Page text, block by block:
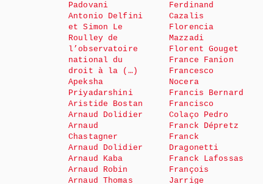
Padovani
Antonio Delfini
et Simon Le
Roulley de
l’observatoire
national du
droit à la (…)
Apeksha
Priyadarshini
Aristide Bostan
Arnaud Dolidier
Arnaud
Chastagner
Arnaud Dolidier
Arnaud Kaba
Arnaud Robin
Arnaud Thomas
Ferdinand
Cazalis
Florencia
Mazzadi
Florent Gouget
France Fanion
Francesco
Nocera
Francis Bernard
Francisco
Colaço Pedro
Franck Dépretz
Franck
Dragonetti
Franck Lafossas
François
Jarrige